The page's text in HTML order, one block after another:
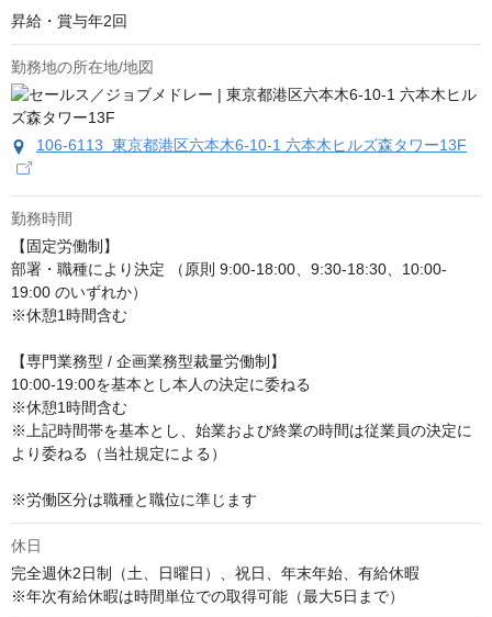
昇給・賞与年2回
勤務地の所在地/地図
106-6113 東京都港区六本木6-10-1 六本木ヒルズ森タワー13F
勤務時間
【固定労働制】
部署・職種により決定 （原則 9:00-18:00、9:30-18:30、10:00-
19:00 のいずれか）
※休憩1時間含む
【専門業務型 / 企画業務型裁量労働制】
10:00-19:00を基本とし本人の決定に委ねる
※休憩1時間含む
※上記時間帯を基本とし、始業および終業の時間は従業員の決定に
より委ねる（当社規定による）
※労働区分は職種と職位に準じます
休日
完全週休2日制（土、日曜日）、祝日、年末年始、有給休暇
※年次有給休暇は時間単位での取得可能（最大5日まで）